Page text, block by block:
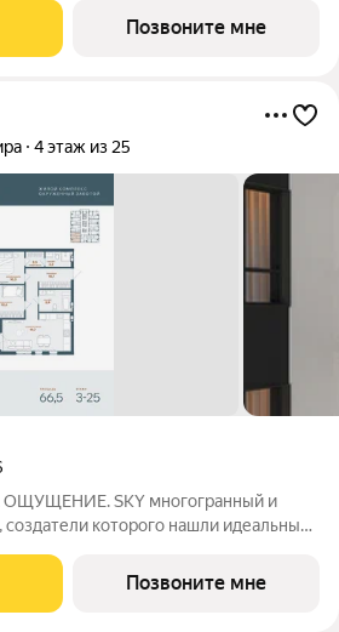
инженерных систем и уютом
инфраструктуры.
Позвоните мне
4 этаж из 25
которого нашли идеальный
инженерных систем и уютом
инфраструктуры.
Позвоните мне